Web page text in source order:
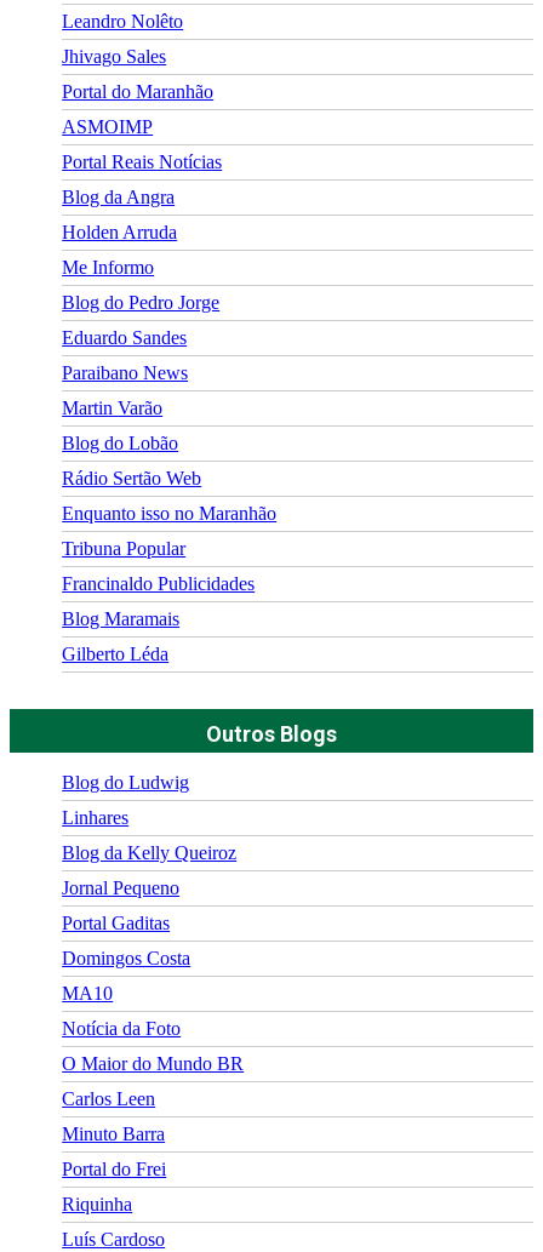
Leandro Nolêto
Jhivago Sales
Portal do Maranhão
ASMOIMP
Portal Reais Notí­cias
Blog da Angra
Holden Arruda
Me Informo
Blog do Pedro Jorge
Eduardo Sandes
Paraibano News
Martin Varão
Blog do Lobão
Rádio Sertão Web
Enquanto isso no Maranhão
Tribuna Popular
Francinaldo Publicidades
Blog Maramais
Gilberto Léda
Outros Blogs
Blog do Ludwig
Linhares
Blog da Kelly Queiroz
Jornal Pequeno
Portal Gaditas
Domingos Costa
MA10
Notícia da Foto
O Maior do Mundo BR
Carlos Leen
Minuto Barra
Portal do Frei
Riquinha
Luís Cardoso